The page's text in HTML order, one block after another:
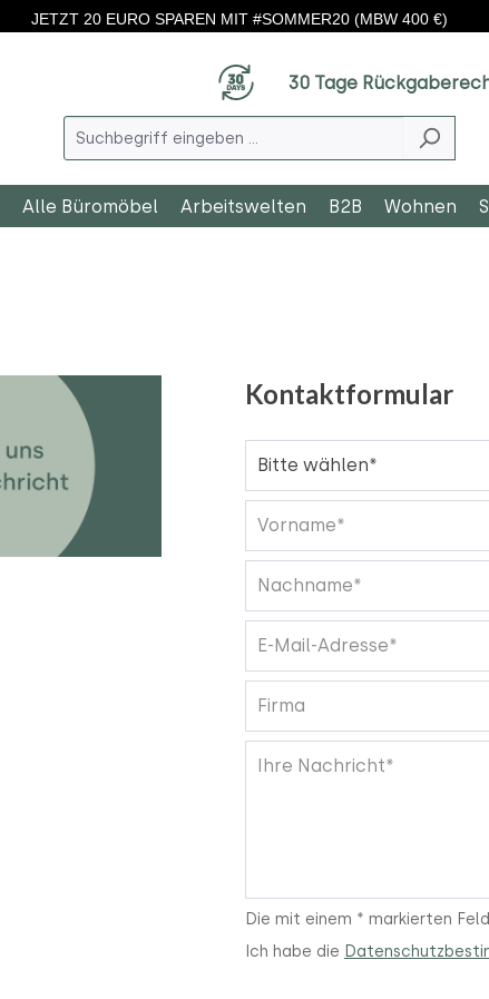
JETZT 20 EURO SPAREN MIT #SOMMER20 (MBW 400 €)
30 Tage
Alle Büromöbel Arbeitswelten B2B Wohnen
Kontaktformular
Die mit einem * markierten
Ich habe die